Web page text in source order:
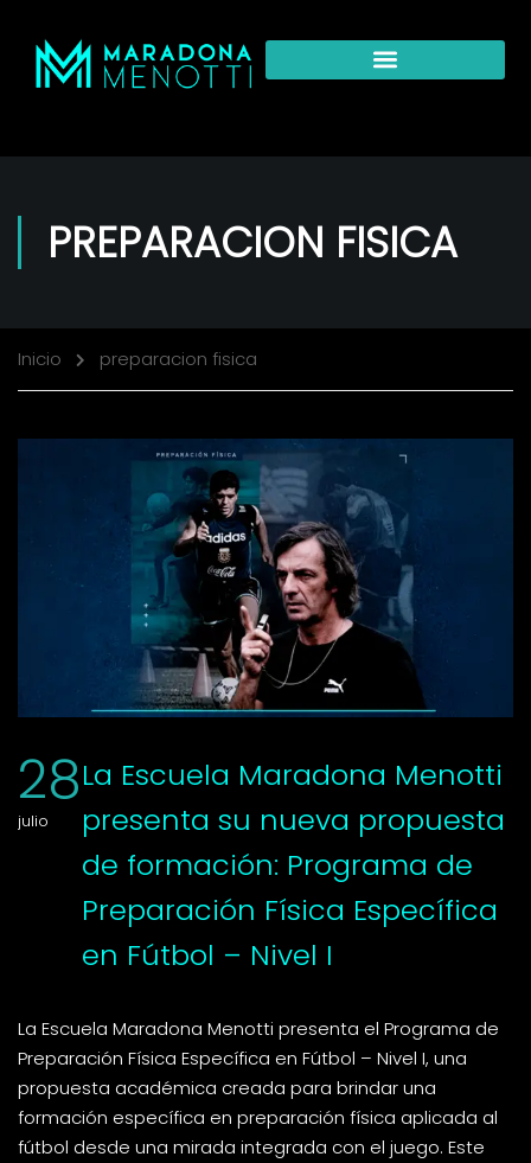
PREPARACION FISICA
Inicio preparacion fisica
28
julio
La Escuela Maradona Menotti
presenta su nueva propuesta
de formación: Programa de
Preparación Física Específica
en Fútbol – Nivel I
La Escuela Maradona Menotti presenta el Programa de
Preparación Física Específica en Fútbol – Nivel I, una
propuesta académica creada para brindar una
formación específica en preparación física aplicada al
fútbol desde una mirada integrada con el juego. Este